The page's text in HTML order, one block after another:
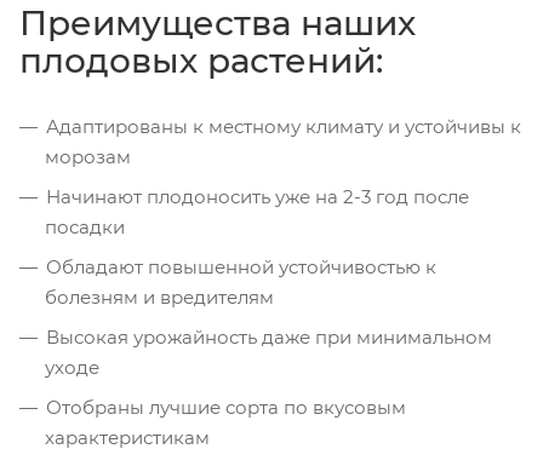
Преимущества наших
плодовых растений:
Адаптированы к местному климату и устойчивы к
морозам
Начинают плодоносить уже на 2-3 год после
посадки
Обладают повышенной устойчивостью к
болезням и вредителям
Высокая урожайность даже при минимальном
уходе
Отобраны лучшие сорта по вкусовым
характеристикам